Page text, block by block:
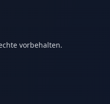
vorbehalten.